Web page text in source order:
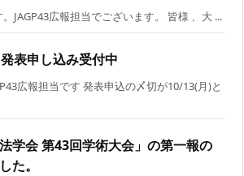
JAGP43広報担当でございます。 皆様 、大 ...
表申し込み受付中
広報担当です 発表申込の〆切が10/13(月)と
学会 第43回学術大会」の第一報の
た。